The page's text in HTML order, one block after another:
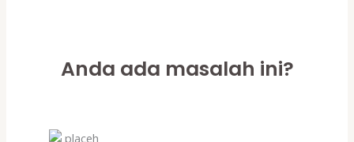
Anda ada masalah ini?